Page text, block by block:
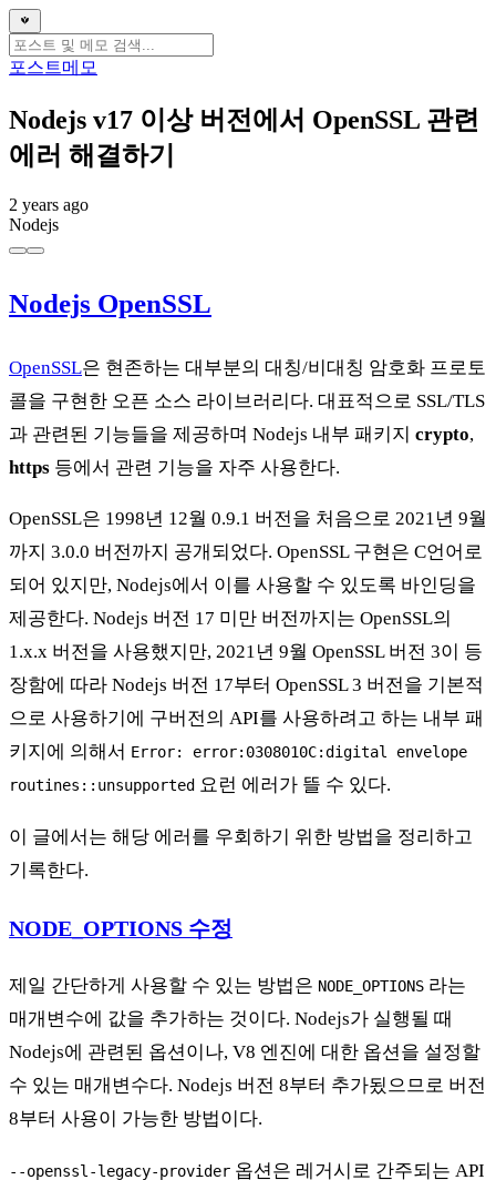
포스트메모
Nodejs v17 이상 버전에서 OpenSSL 관련
에러 해결하기
2 years ago
Nodejs
Nodejs OpenSSL
OpenSSL은 현존하는 대부분의 대칭/비대칭 암호화 프로토
콜을 구현한 오픈 소스 라이브러리다. 대표적으로 SSL/TLS
과 관련된 기능들을 제공하며 Nodejs 내부 패키지 crypto,
https 등에서 관련 기능을 자주 사용한다.
OpenSSL은 1998년 12월 0.9.1 버전을 처음으로 2021년 9월
까지 3.0.0 버전까지 공개되었다. OpenSSL 구현은 C언어로
되어 있지만, Nodejs에서 이를 사용할 수 있도록 바인딩을
제공한다. Nodejs 버전 17 미만 버전까지는 OpenSSL의
1.x.x 버전을 사용했지만, 2021년 9월 OpenSSL 버전 3이 등
장함에 따라 Nodejs 버전 17부터 OpenSSL 3 버전을 기본적
으로 사용하기에 구버전의 API를 사용하려고 하는 내부 패
키지에 의해서 Error: error:0308010C:digital envelope
routines::unsupported 요런 에러가 뜰 수 있다.
이 글에서는 해당 에러를 우회하기 위한 방법을 정리하고
기록한다.
NODE_OPTIONS 수정
제일 간단하게 사용할 수 있는 방법은 NODE_OPTIONS 라는
매개변수에 값을 추가하는 것이다. Nodejs가 실행될 때
Nodejs에 관련된 옵션이나, V8 엔진에 대한 옵션을 설정할
수 있는 매개변수다. Nodejs 버전 8부터 추가됬으므로 버전
8부터 사용이 가능한 방법이다.
--openssl-legacy-provider 옵션은 레거시로 간주되는 API